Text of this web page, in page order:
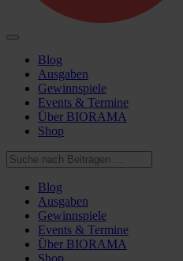
Blog
Ausgaben
Gewinnspiele
Events & Termine
Über BIORAMA
Shop
Blog
Ausgaben
Gewinnspiele
Events & Termine
Über BIORAMA
Shop